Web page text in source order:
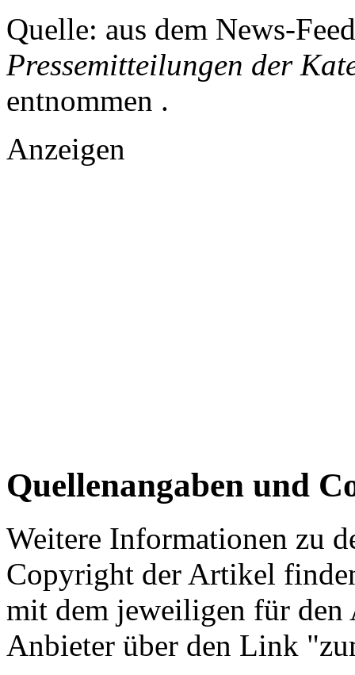
Quelle: aus dem News-
Pressemitteilungen der
entnommen .
Anzeigen
Quellenangaben und
Weitere Informationen zu
Copyright der Artikel
mit dem jeweiligen für
Anbieter über den Link